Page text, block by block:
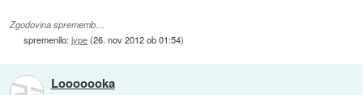
Zgodovina sprememb…
spremenilo:jype(26. nov 2012 ob 01:54)
Looooooka